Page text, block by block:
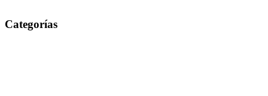
Categorías